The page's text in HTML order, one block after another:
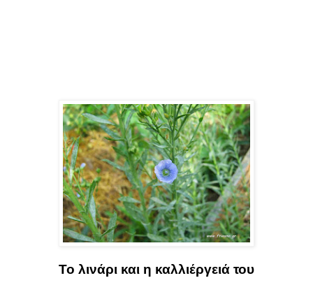
Το λινάρι και η καλλιέργειά του